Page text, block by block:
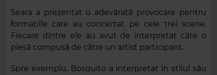
Seara a prezentat o adevărată provocare pentru
formațiile care au concertat pe cele trei scene.
Fiecare dintre ele au avut de interpretat câte o
piesă compusă de către un artist participant.
Spre exemplu, Bosquito a interpretat în stilul său